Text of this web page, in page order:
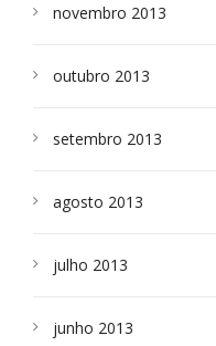
novembro 2013
outubro 2013
setembro 2013
agosto 2013
julho 2013
junho 2013